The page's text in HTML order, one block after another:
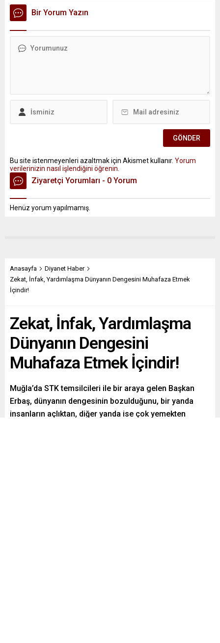
Bir Yorum Yazın
Bu site istenmeyenleri azaltmak için Akismet kullanır. Yorum
verilerinizin nasıl işlendiğini öğrenin.
Ziyaretçi Yorumları - 0 Yorum
Henüz yorum yapılmamış.
Anasayfa
Diyanet Haber
Zekat, İnfak, Yardımlaşma Dünyanın Dengesini Muhafaza Etmek
İçindir!
Zekat, İnfak, Yardımlaşma
Dünyanın Dengesini
Muhafaza Etmek İçindir!
Muğla’da STK temsilcileri ile bir araya gelen Başkan
Erbaş, dünyanın dengesinin bozulduğunu, bir yanda
insanların açlıktan, diğer yanda ise çok yemekten